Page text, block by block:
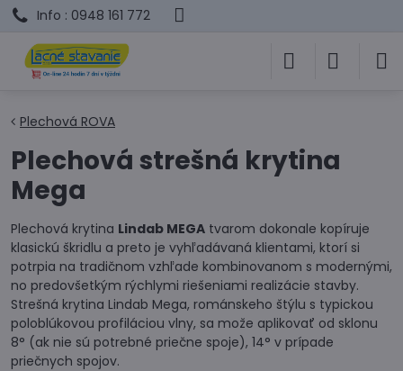
Info : 0948 161 772
Plechová ROVA
Plechová strešná krytina
Mega
Plechová krytina Lindab MEGA tvarom dokonale kopíruje
klasickú škridlu a preto je vyhľadávaná klientami, ktorí si
potrpia na tradičnom vzhľade kombinovanom s modernými,
no predovšetkým rýchlymi riešeniami realizácie stavby.
Strešná krytina Lindab Mega, románskeho štýlu s typickou
poloblúkovou profiláciou vlny, sa može aplikovať od sklonu
8° (ak nie sú potrebné priečne spoje), 14° v prípade
priečnych spojov.